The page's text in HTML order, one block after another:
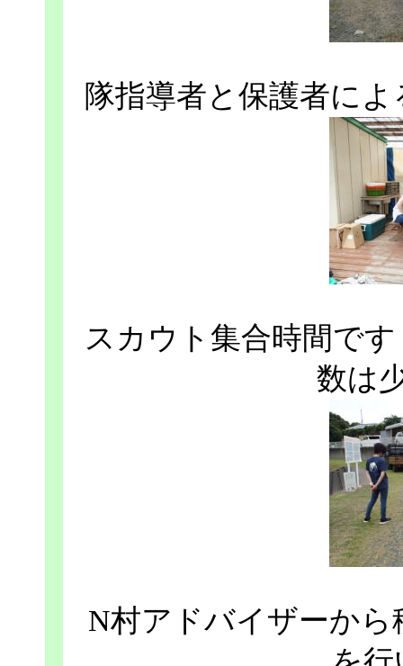
隊指導者と保護者に
スカウト集合時間で
数は
N村アドバイザーか